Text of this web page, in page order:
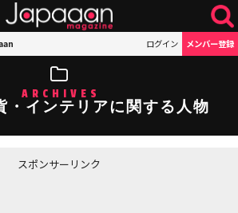
ログイン メンバー登録
ARCHIVES
・インテリアに関する人物
スポンサーリンク